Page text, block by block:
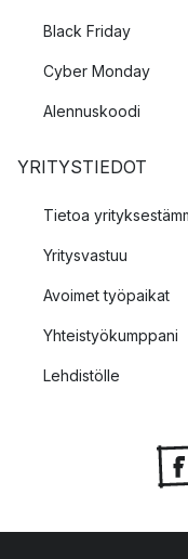
Black Friday
Cyber Monday
Alennuskoodi
YRITYSTIEDOT
Tietoa
Yritysvastuu
Avoimet työpaikat
Yhteistyökumppani
Lehdistölle